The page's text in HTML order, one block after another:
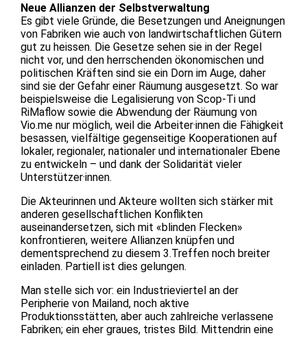
Neue Allianzen der Selbstverwaltung
Es gibt viele Gründe, die Besetzungen und Aneignungen
von Fabriken wie auch von landwirtschaftlichen Gütern
gut zu heissen. Die Gesetze sehen sie in der Regel
nicht vor, und den herrschenden ökonomischen und
politischen Kräften sind sie ein Dorn im Auge, daher
sind sie der Gefahr einer Räumung ausgesetzt. So war
beispielsweise die Legalisierung von Scop-Ti und
RiMaflow sowie die Abwendung der Räumung von
Vio.me nur möglich, weil die Arbeiter·innen die Fähigkeit
besassen, vielfältige gegenseitige Kooperationen auf
lokaler, regionaler, nationaler und internationaler Ebene
zu entwickeln – und dank der Solidarität vieler
Unterstützer·innen.
Die Akteurinnen und Akteure wollten sich stärker mit
anderen gesellschaftlichen Konflikten
auseinandersetzen, sich mit «blinden Flecken»
konfrontieren, weitere Allianzen knüpfen und
dementsprechend zu diesem 3.Treffen noch breiter
einladen. Partiell ist dies gelungen.
Man stelle sich vor: ein Industrieviertel an der
Peripherie von Mailand, noch aktive
Produktionsstätten, aber auch zahlreiche verlassene
Fabriken; ein eher graues, tristes Bild. Mittendrin eine